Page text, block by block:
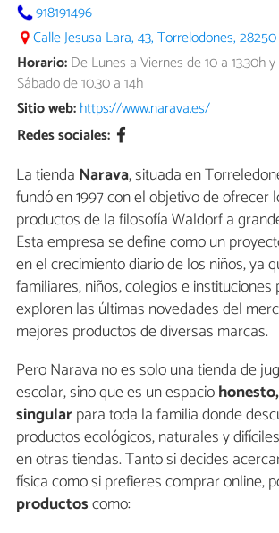
918191496
Calle Jesusa Lara, 43, Torrelodones, 28250
Horario:De Lunes a Viernes de 10 a 13.30h
Sábado de 10.30 a 14h
Sitio web:https://www.narava.es/
Redes sociales:
La tienda Narava, situada en
fundó en 1997 con el objetivo de ofrecer
productos de la filosofía Waldorf a
Esta empresa se define como un
en el crecimiento diario de los niños, ya
familiares, niños, colegios e
exploren las últimas novedades del
mejores productos de diversas marcas.
Pero Narava no es solo una tienda de
escolar, sino que es un espacio
singularpara toda la familia donde
productos ecológicos, naturales y
en otras tiendas. Tanto si decides
física como si prefieres comprar online,
productoscomo: